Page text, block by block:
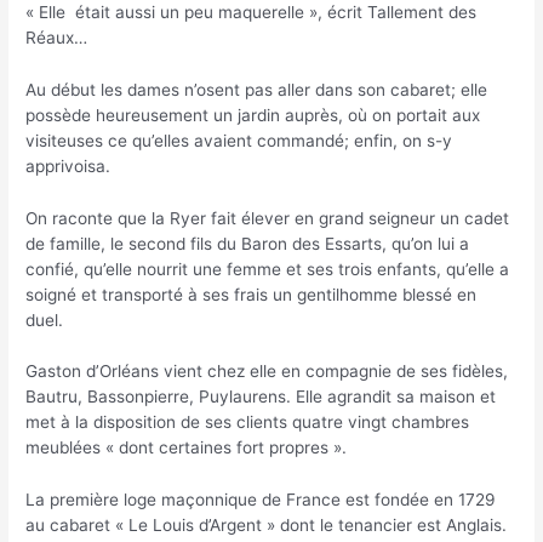
« Elle était aussi un peu maquerelle », écrit Tallement des
Réaux…
Au début les dames n’osent pas aller dans son cabaret; elle
possède heureusement un jardin auprès, où on portait aux
visiteuses ce qu’elles avaient commandé; enfin, on s-y
apprivoisa.
On raconte que la Ryer fait élever en grand seigneur un cadet
de famille, le second fils du Baron des Essarts, qu’on lui a
confié, qu’elle nourrit une femme et ses trois enfants, qu’elle a
soigné et transporté à ses frais un gentilhomme blessé en
duel.
Gaston d’Orléans vient chez elle en compagnie de ses fidèles,
Bautru, Bassonpierre, Puylaurens. Elle agrandit sa maison et
met à la disposition de ses clients quatre vingt chambres
meublées « dont certaines fort propres ».
La première loge maçonnique de France est fondée en 1729
au cabaret « Le Louis d’Argent » dont le tenancier est Anglais.